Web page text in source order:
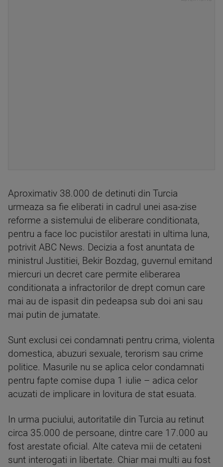
Aproximativ 38.000 de detinuti din Turcia
urmeaza sa fie eliberati in cadrul unei asa-zise
reforme a sistemului de eliberare conditionata,
pentru a face loc pucistilor arestati in ultima luna,
potrivit ABC News. Decizia a fost anuntata de
ministrul Justitiei, Bekir Bozdag, guvernul emitand
miercuri un decret care permite eliberarea
conditionata a infractorilor de drept comun care
mai au de ispasit din pedeapsa sub doi ani sau
mai putin de jumatate.
Sunt exclusi cei condamnati pentru crima, violenta
domestica, abuzuri sexuale, terorism sau crime
politice. Masurile nu se aplica celor condamnati
pentru fapte comise dupa 1 iulie – adica celor
acuzati de implicare in lovitura de stat esuata.
In urma puciului, autoritatile din Turcia au retinut
circa 35.000 de persoane, dintre care 17.000 au
fost arestate oficial. Alte cateva mii de cetateni
sunt interogati in libertate. Chiar mai multi au fost